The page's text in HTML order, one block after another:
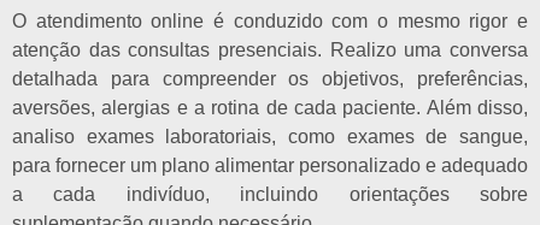
O atendimento online é conduzido com o mesmo rigor e
atenção das consultas presenciais. Realizo uma conversa
detalhada para compreender os objetivos, preferências,
aversões, alergias e a rotina de cada paciente. Além disso,
analiso exames laboratoriais, como exames de sangue,
para fornecer um plano alimentar personalizado e adequado
a cada indivíduo, incluindo orientações sobre